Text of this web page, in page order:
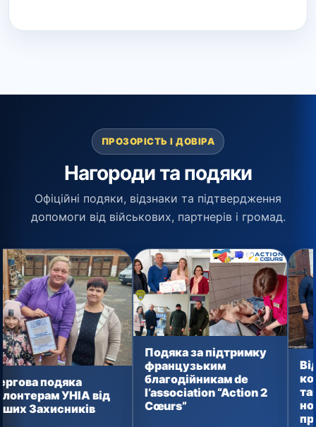
ПРОЗОРІСТЬ І ДОВІРА
Нагороди та подяки
Офіційні подяки, відзнаки та підтвердження
допомоги від військових, партнерів і громад.
УНІА від
Подяка за підтримку
французьким
благодійникам de
l’association “Action 2
Cœurs”
Від
тактичних
новий
прямує